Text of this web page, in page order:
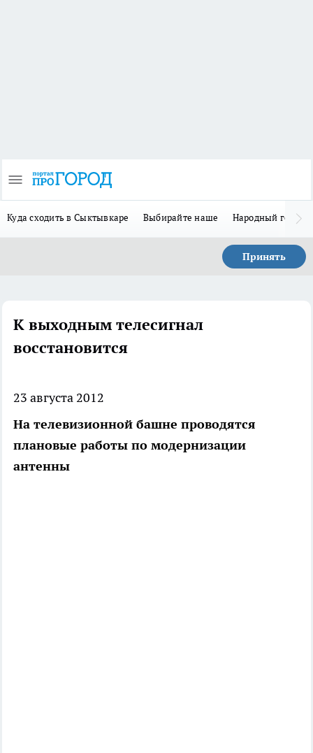
Куда сходить в Сыктывкаре Выбирайте наше Народный герой
Принять
К выходным телесигнал
восстановится
23 августа 2012
На телевизионной башне проводятся
плановые работы по модернизации
антенны